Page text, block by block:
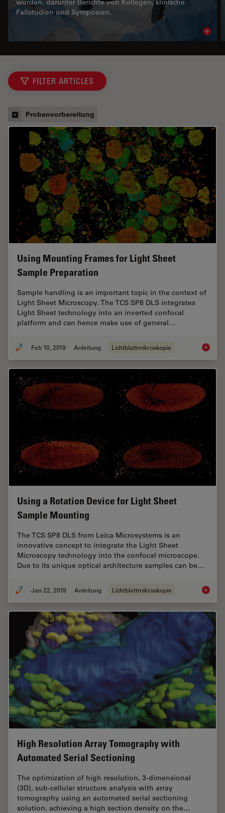
wurden, darunter Berichte von Kollegen, klinische
Fallstudien und Symposien.
FILTER ARTICLES
Probenvorbereitung
Using Mounting Frames for Light Sheet
Sample Preparation
Sample handling is an important topic in the context of
Light Sheet Microscopy. The TCS SP8 DLS integrates
Light Sheet technology into an inverted confocal
platform and can hence make use of general…
Feb 10, 2019 Anleitung Lichtblattmikroskopie Using
Using a Rotation Device for Light Sheet
Sample Mounting
The TCS SP8 DLS from Leica Microsystems is an
innovative concept to integrate the Light Sheet
Microscopy technology into the confocal microscope.
Due to its unique optical architecture samples can be…
Jan 22, 2019 Anleitung Lichtblattmikroskopie Using
High Resolution Array Tomography with
Automated Serial Sectioning
The optimization of high resolution, 3-dimensional
(3D), sub-cellular structure analysis with array
tomography using an automated serial sectioning
solution, achieving a high section density on the…